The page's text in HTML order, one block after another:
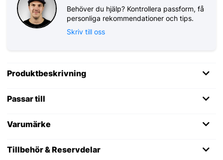
Behöver du hjälp? Kontrollera passform, få
personliga rekommendationer och tips.
Skriv till oss
Produktbeskrivning
Passar till
Varumärke
Tillbehör & Reservdelar